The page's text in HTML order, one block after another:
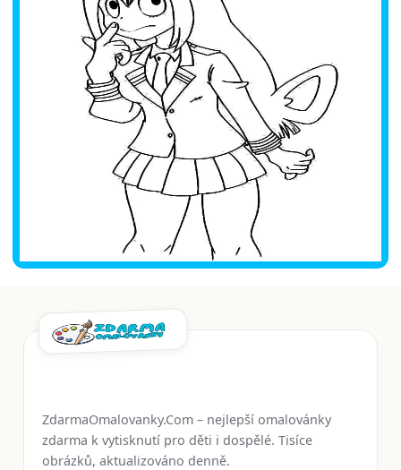
ZdarmaOmalovanky.Com – nejlepší omalovánky
zdarma k vytisknutí pro děti i dospělé. Tisíce
obrázků, aktualizováno denně.